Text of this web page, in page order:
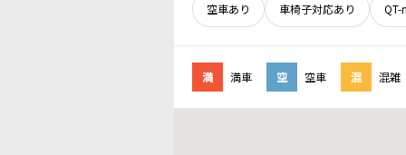
空車あり 車椅子対応あり QT-
満 満車 空 空車 混 混雑